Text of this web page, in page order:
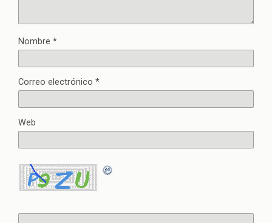
Nombre *
Correo electrónico *
Web